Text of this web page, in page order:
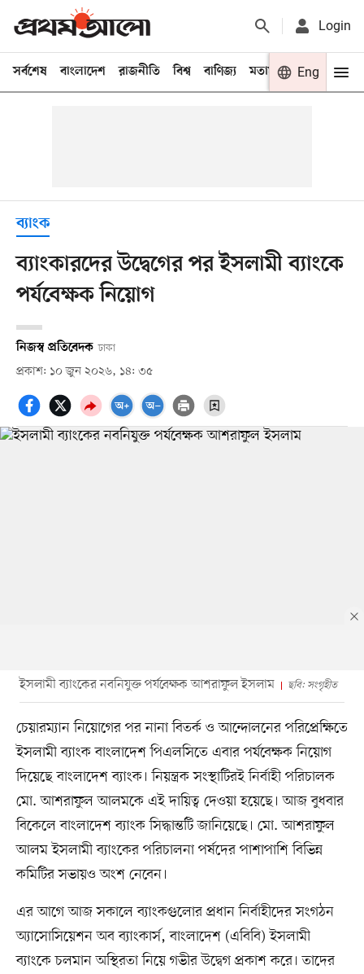
Login
সর্বশেষ বাংলাদেশ রাজনীতি বিশ্ব বাণিজ্য মতামত খেলা
Eng
ব্যাংক
ব্যাংকারদের উদ্বেগের পর ইসলামী ব্যাংকে
পর্যবেক্ষক নিয়োগ
নিজস্ব প্রতিবেদক ঢাকা
প্রকাশ: ১০ জুন ২০২৬, ১৪: ৩৫
ইসলামী ব্যাংকের নবনিযুক্ত পর্যবেক্ষক আশরাফুল ইসলাম ছবি: সংগৃহীত
চেয়ারম্যান নিয়োগের পর নানা বিতর্ক ও আন্দোলনের পরিপ্রেক্ষিতে
ইসলামী ব্যাংক বাংলাদেশ পিএলসিতে এবার পর্যবেক্ষক নিয়োগ
দিয়েছে বাংলাদেশ ব্যাংক। নিয়ন্ত্রক সংস্থাটিরই নির্বাহী পরিচালক
মো. আশরাফুল আলমকে এই দায়িত্ব দেওয়া হয়েছে। আজ বুধবার
বিকেলে বাংলাদেশ ব্যাংক সিদ্ধান্তটি জানিয়েছে। মো. আশরাফুল
আলম ইসলামী ব্যাংকের পরিচালনা পর্ষদের পাশাপাশি বিভিন্ন
কমিটির সভায়ও অংশ নেবেন।
এর আগে আজ সকালে ব্যাংকগুলোর প্রধান নির্বাহীদের সংগঠন
অ্যাসোসিয়েশন অব ব্যাংকার্স, বাংলাদেশ (এবিবি) ইসলামী
ব্যাংকে চলমান অস্থিরতা নিয়ে গভীর উদ্বেগ প্রকাশ করে। তাদের